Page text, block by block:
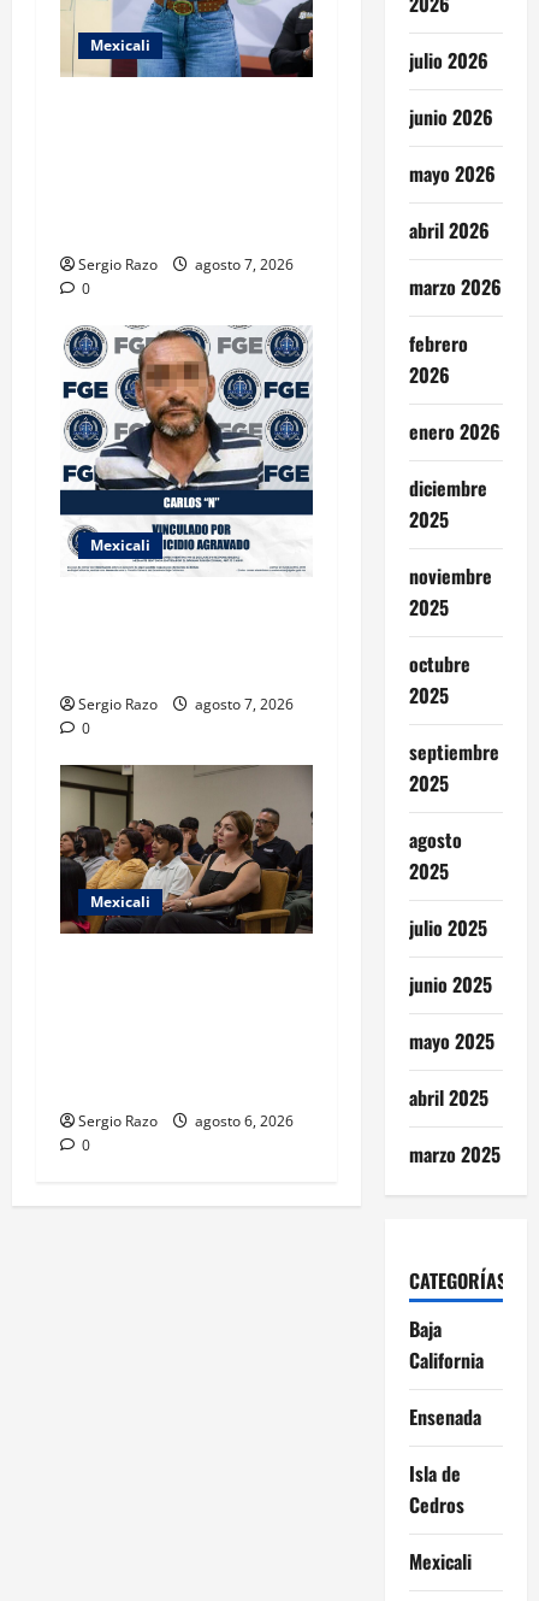
Mexicali
Sergio Razo
agosto 7, 2026
0
Mexicali
Sergio Razo
agosto 7, 2026
0
Mexicali
Sergio Razo
agosto 6, 2026
0
julio 2026
junio 2026
mayo 2026
abril 2026
marzo 2026
febrero
2026
enero 2026
diciembre
2025
noviembre
2025
octubre
2025
septiembre
2025
agosto
2025
julio 2025
junio 2025
mayo 2025
abril 2025
marzo 2025
CATEGORÍAS
Baja
California
Ensenada
Isla de
Cedros
Mexicali